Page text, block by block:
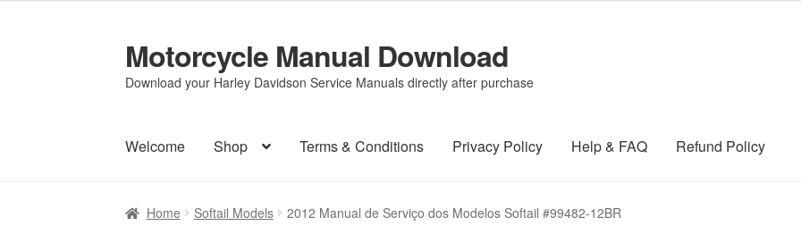
Skip
to
navigation
Skip
to
content
Motorcycle Manual Download
Download your Harley Davidson Service Manuals directly after purchase
Welcome Shop Terms & Conditions Privacy Policy Help & FAQ Refund Policy
Home Softail Models 2012 Manual de Serviço dos Modelos Softail #99482-12BR